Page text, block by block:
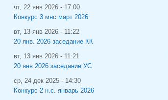
чт, 22 янв 2026 - 17:00
Конкурс 3 мнс март 2026
вт, 13 янв 2026 - 11:22
20 янв. 2026 заседание КК
вт, 13 янв 2026 - 11:21
20 янв 2026 заседание УС
ср, 24 дек 2025 - 14:30
Конкурс 2 н.с. январь 2026